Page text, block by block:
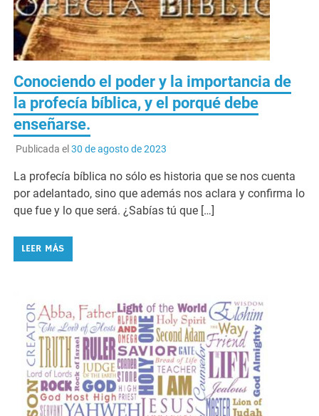
Conociendo el poder y la importancia de
la profecía bíblica, y el porqué debe
enseñarse.
Publicada el 30 de agosto de 2023
La profecía bíblica no sólo es historia que se nos cuenta
por adelantado, sino que además nos aclara y confirma lo
que fue y lo que será. ¿Sabías tú que […]
LEER MÁS